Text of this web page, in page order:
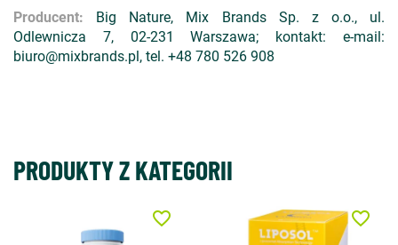
Producent: Big Nature, Mix Brands Sp. z o.o., ul.
Odlewnicza 7, 02-231 Warszawa; kontakt: e-mail:
biuro@mixbrands.pl, tel. +48 780 526 908
PRODUKTY Z KATEGORII
favorite_border favorite_border